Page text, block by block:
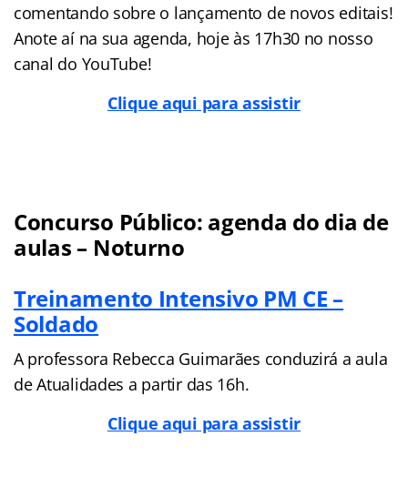
comentando sobre o lançamento de novos editais!
Anote aí na sua agenda, hoje às 17h30 no nosso
canal do YouTube!
Clique aqui para assistir
Concurso Público: agenda do dia de
aulas – Noturno
Treinamento Intensivo PM CE –
Soldado
A professora Rebecca Guimarães conduzirá a aula
de Atualidades a partir das 16h.
Clique aqui para assistir